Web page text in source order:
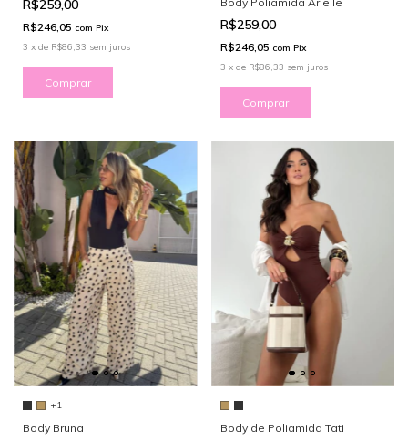
R$259,00
R$246,05 com Pix
3 x de R$86,33 sem juros
Comprar
R$259,00
R$246,05 com Pix
3 x de R$86,33 sem juros
Comprar
+1
Body Bruna Body de Poliamida Tati